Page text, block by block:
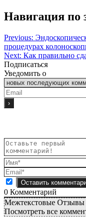
Навигация по
Previous:
процедурах
Next: Как правильно
Подписаться
Уведомить о
0 Комментарий
Межтекстовые Отзывы
Посмотреть все